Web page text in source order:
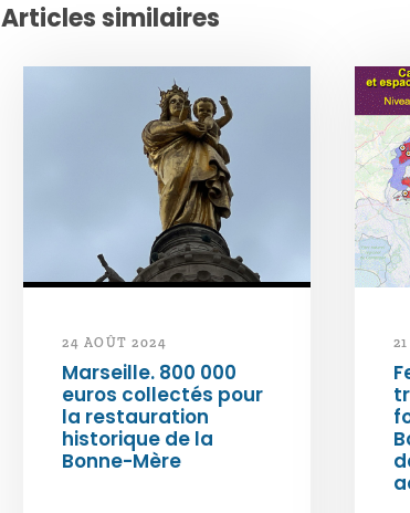
Articles similaires
24 AOÛT 2024
Marseille. 800 000
euros collectés pour
la restauration
historique de la
Bonne-Mère